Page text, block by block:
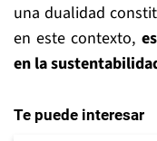
una dualidad
en este contexto,
en la
Te puede interesar